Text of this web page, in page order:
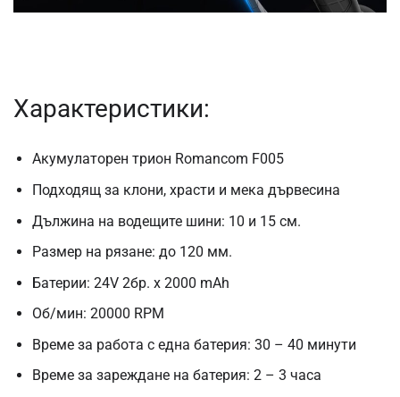
Характеристики:
Акумулаторен трион Romancom F005
Подходящ за клони, храсти и мека дървесина
Дължина на водещите шини: 10 и 15 см.
Размер на рязане: до 120 мм.
Батерии: 24V 2бр. х 2000 mAh
Об/мин: 20000 RPM
Време за работа с една батерия: 30 – 40 минути
Време за зареждане на батерия: 2 – 3 часа